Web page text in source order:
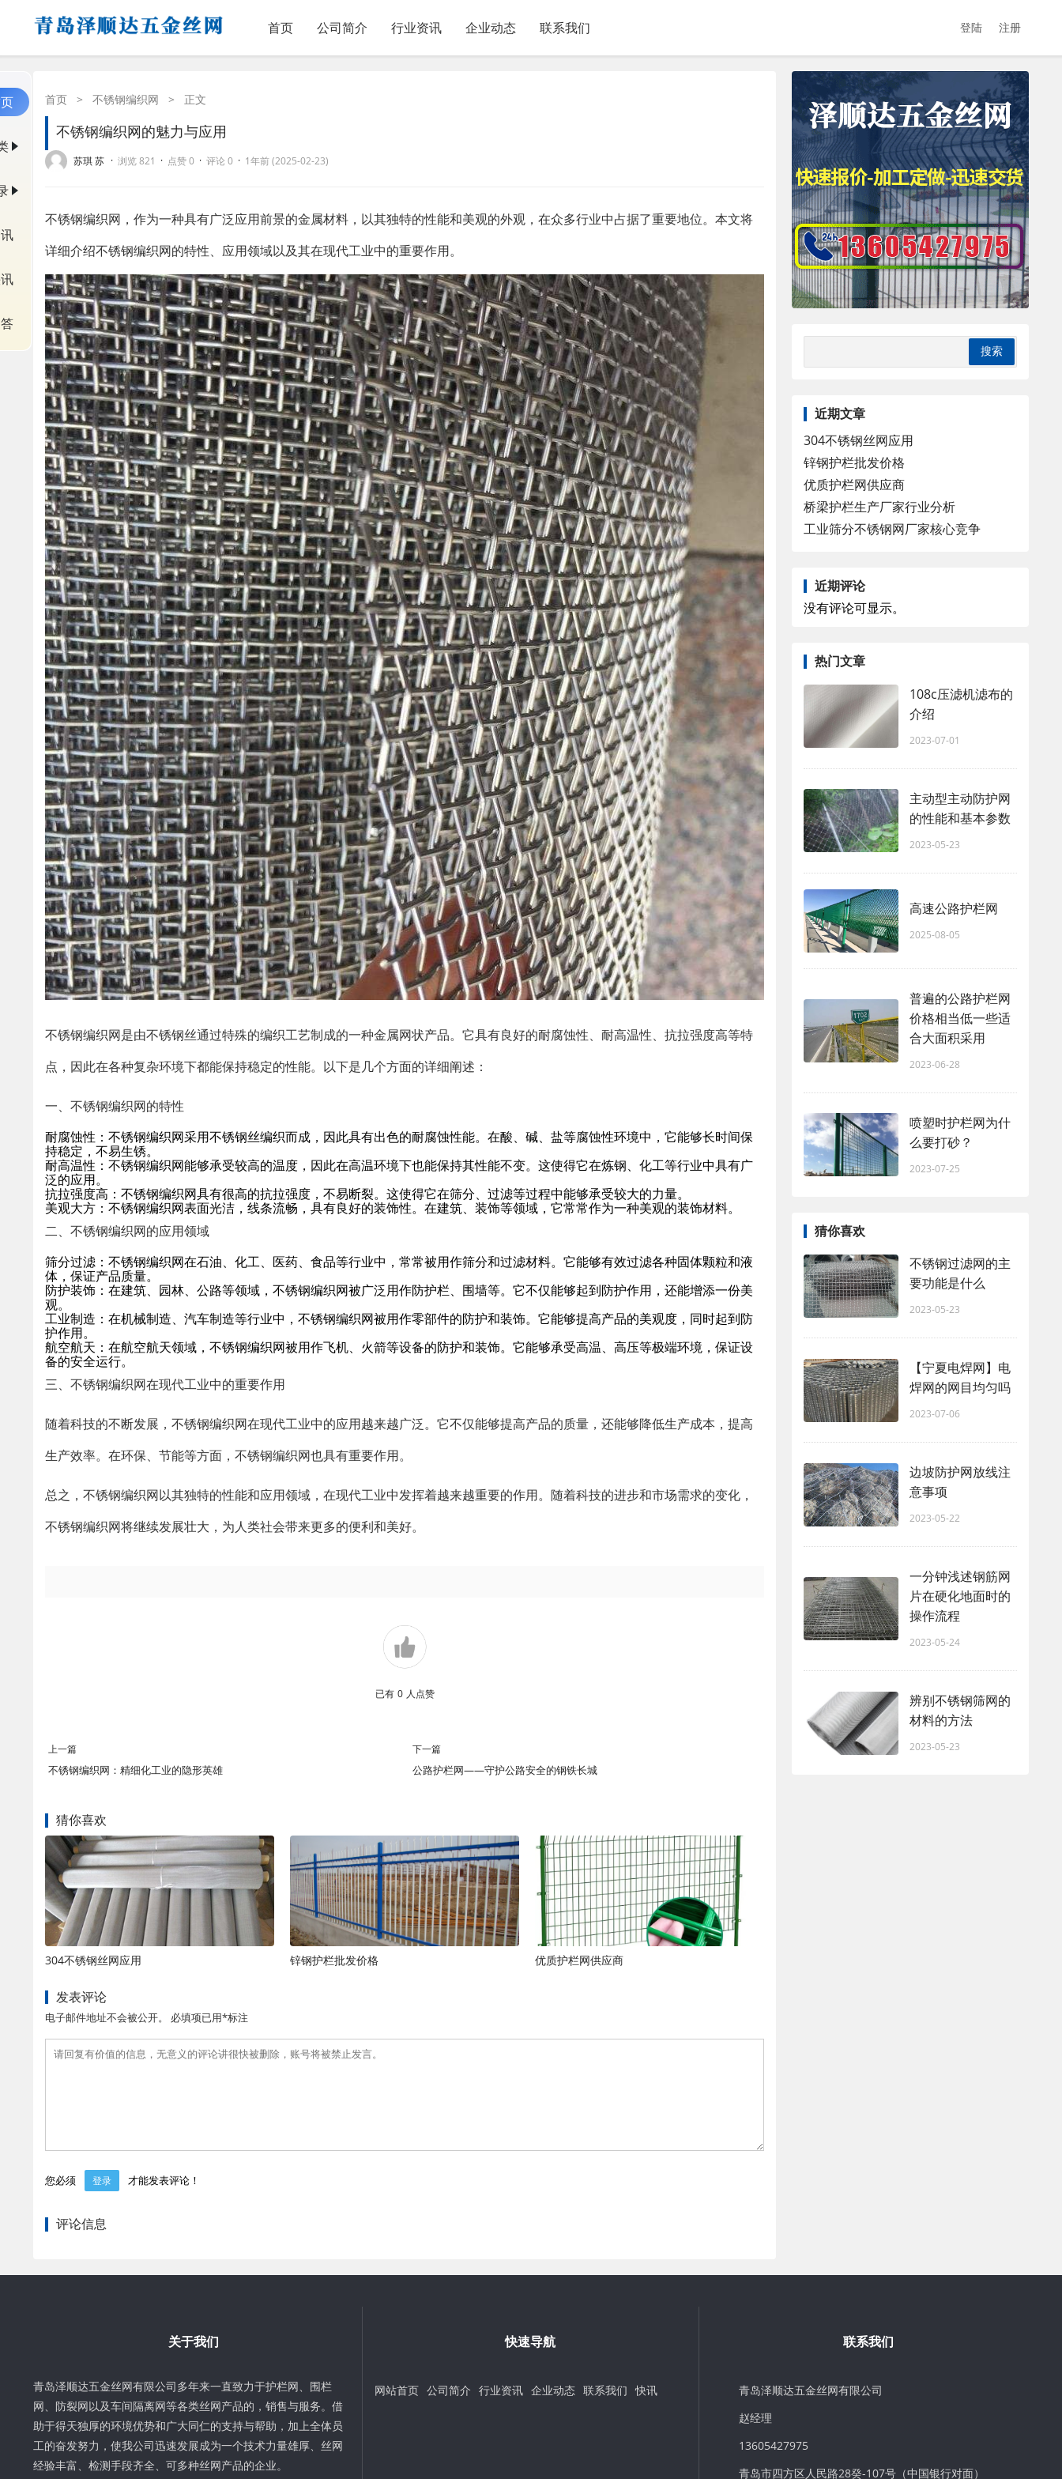
首页 公司简介 行业资讯 企业动态 联系我们 登陆 注册
首页 > 不锈钢编织网 > 正文
不锈钢编织网的魅力与应用
苏琪 苏 · 浏览 821 · 点赞 0 · 评论 0 · 1年前 (2025-02-23)
不锈钢编织网，作为一种具有广泛应用前景的金属材料，以其独特的性能和美观的外观，在众多行业中占据了重要地位。本文将
详细介绍不锈钢编织网的特性、应用领域以及其在现代工业中的重要作用。
不锈钢编织网是由不锈钢丝通过特殊的编织工艺制成的一种金属网状产品。它具有良好的耐腐蚀性、耐高温性、抗拉强度高等特
点，因此在各种复杂环境下都能保持稳定的性能。以下是几个方面的详细阐述：
一、不锈钢编织网的特性
耐腐蚀性：不锈钢编织网采用不锈钢丝编织而成，因此具有出色的耐腐蚀性能。在酸、碱、盐等腐蚀性环境中，它能够长时间保
持稳定，不易生锈。
耐高温性：不锈钢编织网能够承受较高的温度，因此在高温环境下也能保持其性能不变。这使得它在炼钢、化工等行业中具有广
泛的应用。
抗拉强度高：不锈钢编织网具有很高的抗拉强度，不易断裂。这使得它在筛分、过滤等过程中能够承受较大的力量。
美观大方：不锈钢编织网表面光洁，线条流畅，具有良好的装饰性。在建筑、装饰等领域，它常常作为一种美观的装饰材料。
二、不锈钢编织网的应用领域
筛分过滤：不锈钢编织网在石油、化工、医药、食品等行业中，常常被用作筛分和过滤材料。它能够有效过滤各种固体颗粒和液
体，保证产品质量。
防护装饰：在建筑、园林、公路等领域，不锈钢编织网被广泛用作防护栏、围墙等。它不仅能够起到防护作用，还能增添一份美
观。
工业制造：在机械制造、汽车制造等行业中，不锈钢编织网被用作零部件的防护和装饰。它能够提高产品的美观度，同时起到防
护作用。
航空航天：在航空航天领域，不锈钢编织网被用作飞机、火箭等设备的防护和装饰。它能够承受高温、高压等极端环境，保证设
备的安全运行。
三、不锈钢编织网在现代工业中的重要作用
随着科技的不断发展，不锈钢编织网在现代工业中的应用越来越广泛。它不仅能够提高产品的质量，还能够降低生产成本，提高
生产效率。在环保、节能等方面，不锈钢编织网也具有重要作用。
总之，不锈钢编织网以其独特的性能和应用领域，在现代工业中发挥着越来越重要的作用。随着科技的进步和市场需求的变化，
不锈钢编织网将继续发展壮大，为人类社会带来更多的便利和美好。
已有 0 人点赞
上一篇
不锈钢编织网：精细化工业的隐形英雄
下一篇
公路护栏网——守护公路安全的钢铁长城
猜你喜欢
304不锈钢丝网应用 锌钢护栏批发价格 优质护栏网供应商
发表评论
电子邮件地址不会被公开。 必填项已用*标注
您必须 登录 才能发表评论！
评论信息
近期文章
304不锈钢丝网应用
锌钢护栏批发价格
优质护栏网供应商
桥梁护栏生产厂家行业分析
工业筛分不锈钢网厂家核心竞争
近期评论
没有评论可显示。
热门文章
108c压滤机滤布的
介绍
2023-07-01
主动型主动防护网
的性能和基本参数
2023-05-23
高速公路护栏网
2025-08-05
普遍的公路护栏网
价格相当低一些适
合大面积采用
2023-06-28
喷塑时护栏网为什
么要打砂？
2023-07-25
猜你喜欢
不锈钢过滤网的主
要功能是什么
2023-05-23
【宁夏电焊网】电
焊网的网目均匀吗
2023-07-06
边坡防护网放线注
意事项
2023-05-22
一分钟浅述钢筋网
片在硬化地面时的
操作流程
2023-05-24
辨别不锈钢筛网的
材料的方法
2023-05-23
关于我们
青岛泽顺达五金丝网有限公司多年来一直致力于护栏网、围栏
网、防裂网以及车间隔离网等各类丝网产品的，销售与服务。借
助于得天独厚的环境优势和广大同仁的支持与帮助，加上全体员
工的奋发努力，使我公司迅速发展成为一个技术力量雄厚、丝网
经验丰富、检测手段齐全、可多种丝网产品的企业。
快速导航
网站首页 公司简介 行业资讯 企业动态 联系我们 快讯
联系我们
青岛泽顺达五金丝网有限公司
赵经理
13605427975
青岛市四方区人民路28癸-107号（中国银行对面）